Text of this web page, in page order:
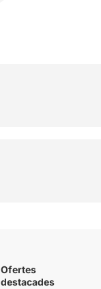
Ofertes
destacades